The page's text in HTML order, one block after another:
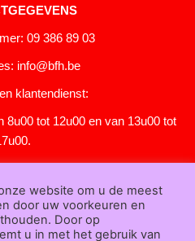
09 386 89 03
info@bfh.be
klantendienst:
tot 12u00 en van 13u00 tot
Over
|Bestelprocedure|Betaling|
website om u de meest
door uw voorkeuren en
Door op
u in met het gebruik van